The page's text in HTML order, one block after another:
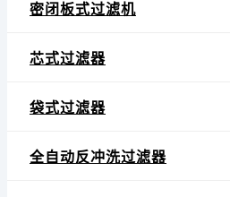
密闭板式过滤机
芯式过滤器
袋式过滤器
全自动反冲洗过滤器